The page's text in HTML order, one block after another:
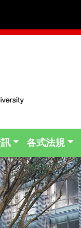
各式法規